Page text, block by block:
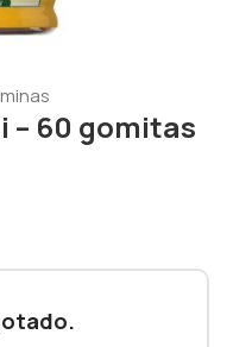
– 60 gomitas